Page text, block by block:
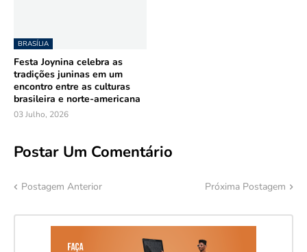
BRASÍLIA
Festa Joynina celebra as
tradições juninas em um
encontro entre as culturas
brasileira e norte-americana
03 Julho, 2026
Postar Um Comentário
Postagem Anterior Próxima Postagem